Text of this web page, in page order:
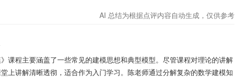
AI 总结为根据点评内容自动生成，仅供参考
课程主要涵盖了一些常见的建模思想和典型模型。尽管课程对理论的讲解
上讲解清晰透彻，适合作为入门学习。陈老师通过分解复杂的数学建模知